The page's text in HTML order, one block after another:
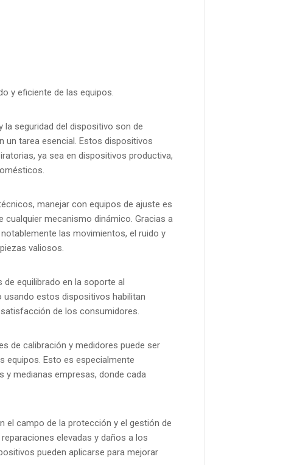
y eficiente de las equipos.
la seguridad del dispositivo son de
un tarea esencial. Estos dispositivos
ya sea en dispositivos productiva,
manejar con equipos de ajuste es
mecanismo dinámico. Gracias a
las movimientos, el ruido y
valiosos.
equilibrado en la soporte al
usando estos dispositivos habilitan
de los consumidores.
de calibración y medidores puede ser
equipos. Esto es especialmente
y medianas empresas, donde cada
el campo de la protección y el gestión de
elevadas y daños a los
pueden aplicarse para mejorar